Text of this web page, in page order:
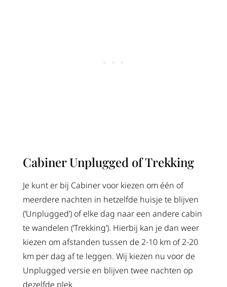
Cabiner Unplugged of Trekking
Je kunt er bij Cabiner voor kiezen om één of
meerdere nachten in hetzelfde huisje te blijven
(‘Unplugged’) of elke dag naar een andere cabin
te wandelen (‘Trekking’). Hierbij kan je dan weer
kiezen om afstanden tussen de 2-10 km of 2-20
km per dag af te leggen. Wij kiezen nu voor de
Unplugged versie en blijven twee nachten op
dezelfde plek.